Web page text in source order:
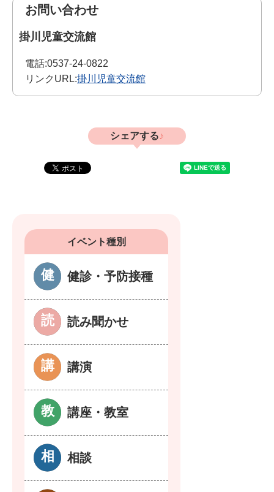
お問い合わせ
掛川児童交流館
電話:0537-24-0822
リンクURL:掛川児童交流館
シェアする
イベント種別
健診・予防接種
読み聞かせ
講演
講座・教室
相談